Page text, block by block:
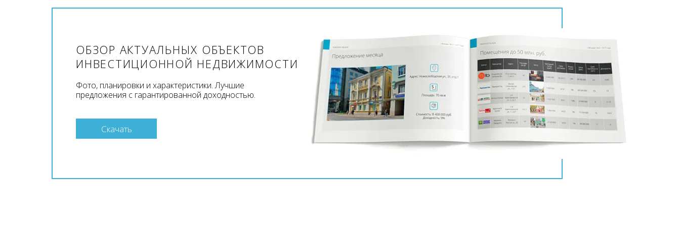
ОБЗОР АКТУАЛЬНЫХ ОБЪЕКТОВ
ИНВЕСТИЦИОННОЙ НЕДВИЖИМОСТИ
Фото, планировки и характеристики. Лучшие
предложения с гарантированной доходностью.
Скачать